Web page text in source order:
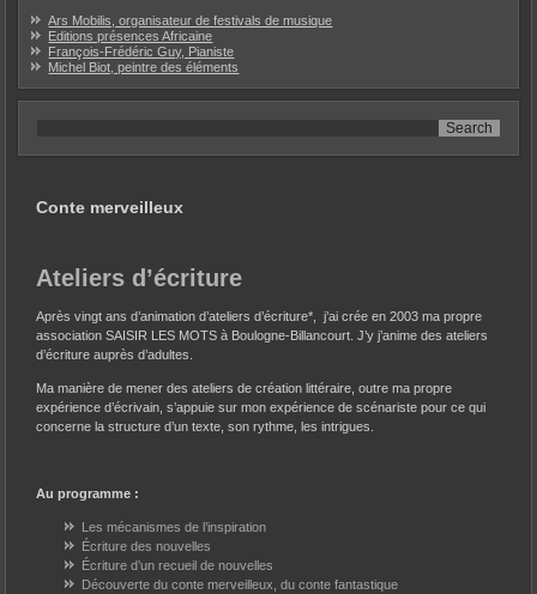
Ars Mobilis, organisateur de festivals de musique
Editions présences Africaine
François-Frédéric Guy, Pianiste
Michel Biot, peintre des éléments
Conte merveilleux
Ateliers d’écriture
Après vingt ans d’animation d’ateliers d’écriture*, j’ai crée en 2003 ma propre
association SAISIR LES MOTS à Boulogne-Billancourt. J’y j’anime des ateliers
d’écriture auprès d’adultes.
Ma manière de mener des ateliers de création littéraire, outre ma propre
expérience d’écrivain, s’appuie sur mon expérience de scénariste pour ce qui
concerne la structure d’un texte, son rythme, les intrigues.
Au programme :
Les mécanismes de l’inspiration
Écriture des nouvelles
Écriture d’un recueil de nouvelles
Découverte du conte merveilleux, du conte fantastique